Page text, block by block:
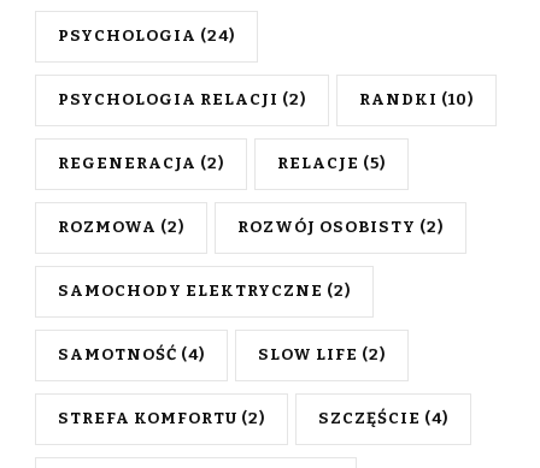
PSYCHOLOGIA (24)
PSYCHOLOGIA RELACJI (2) RANDKI (10)
REGENERACJA (2) RELACJE (5)
ROZMOWA (2) ROZWÓJ OSOBISTY (2)
SAMOCHODY ELEKTRYCZNE (2)
SAMOTNOŚĆ (4) SLOW LIFE (2)
STREFA KOMFORTU (2) SZCZĘŚCIE (4)